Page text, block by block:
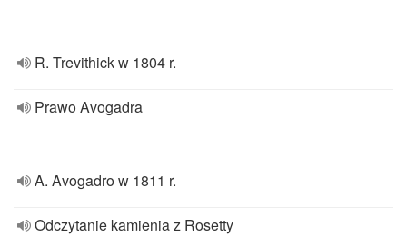
R. Trevithick w 1804 r.
Prawo Avogadra
A. Avogadro w 1811 r.
Odczytanie kamienia z Rosetty